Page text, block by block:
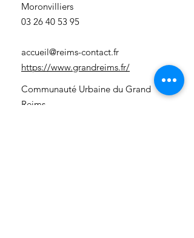
Moronvilliers
03 26 40 53 95
accueil@reims-contact.fr
https://www.grandreims.fr/
Communauté Urbaine du Grand
Reims